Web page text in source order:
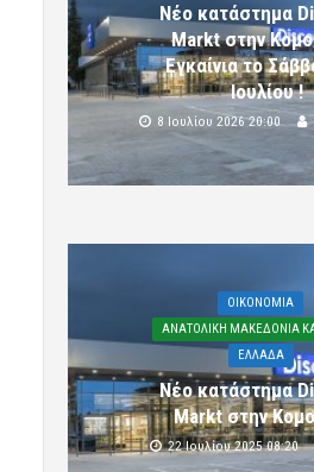
Νέο κατάστημα
Markt στην
Εγκαίνια το
Ιουλίου !
8 Ιουλίου 2026 20:00
OIKONOMIA
ΑΝΑΤΟΛΙΚΗ ΜΑΚΕΔΟΝΙΑ
ΕΛΛΑΔΑ
Νέο κατάστημα
Markt στην
22 Ιουλίου 2025 08:20